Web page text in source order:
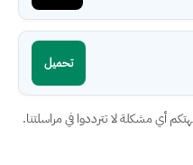
تحميل
أي مشكلة لا تترددوا في مراسلتنا.